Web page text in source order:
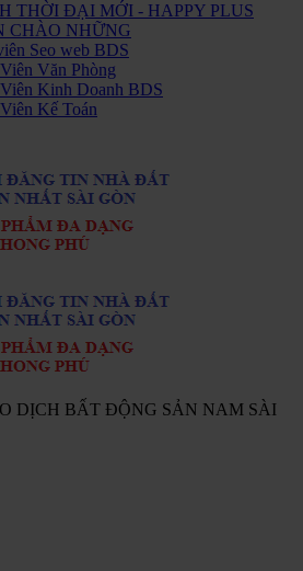
THỜI ĐẠI MỚI - HAPPY PLUS
CHÀO NHỮNG
Seo web BDS
Văn Phòng
Kinh Doanh BDS
Kế Toán
DỊCH BẤT ĐỘNG SẢN NAM SÀI